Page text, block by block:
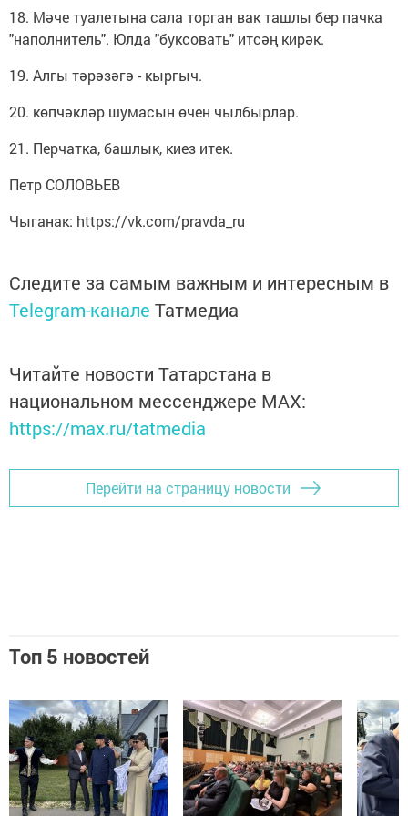
18. Мәче туалетына сала торган вак ташлы бер пачка
"наполнитель". Юлда "буксовать" итсәң кирәк.
19. Алгы тәрәзәгә - кыргыч.
20. көпчәкләр шумасын өчен чылбырлар.
21. Перчатка, башлык, киез итек.
Петр СОЛОВЬЕВ
Чыганак: https://vk.com/pravda_ru
Следите за самым важным и интересным в
Telegram-канале Татмедиа
Читайте новости Татарстана в
национальном мессенджере MАХ:
https://max.ru/tatmedia
Перейти на страницу новости
Топ 5 новостей